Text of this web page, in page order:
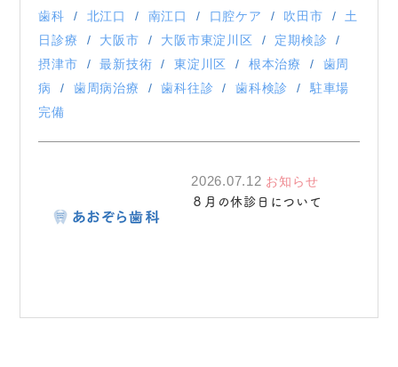
歯科
北江口 南江口 口腔ケア 吹田市
土
日診療
大阪市 大阪市東淀川区
定期検診
摂津市
最新技術 東淀川区 根本治療
歯周
病
歯周病治療 歯科往診 歯科検診
駐車場
完備
2026.07.12 お知らせ
８月の休診日について